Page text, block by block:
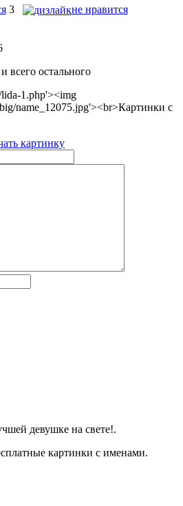
3 не нравится
всего остального
1.php'><img
name_12075.jpg'><br>Картинки с
картинку
девушке на свете!.
картинки с именами.